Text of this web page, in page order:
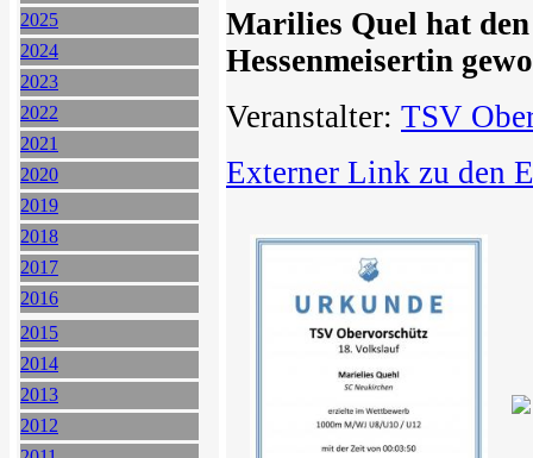
2025
2024
2023
2022
2021
2020
2019
2018
2017
2016
2015
2014
2013
2012
Marilies Quel hat
Hessenmeisertin
Veranstalter: TSV
Externer Link zu den